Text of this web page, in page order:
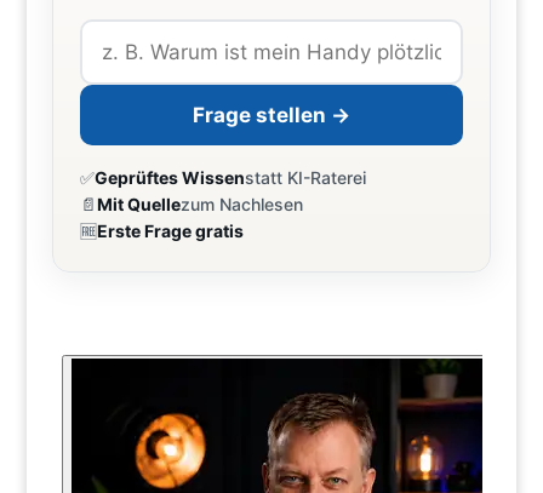
Frage stellen →
✅Geprüftes Wissenstatt KI-Raterei
📄Mit Quellezum Nachlesen
🆓Erste Frage gratis